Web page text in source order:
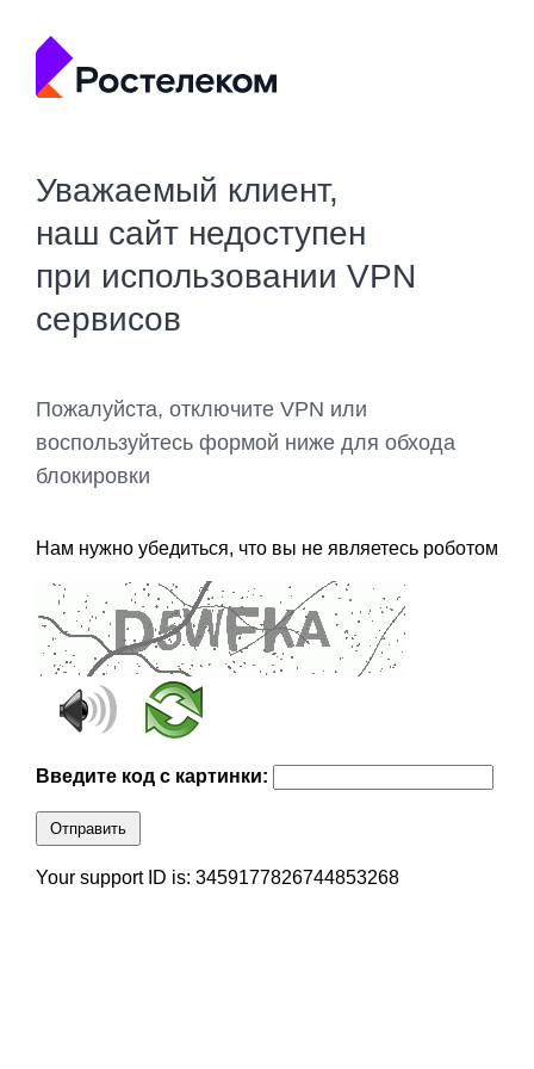
Уважаемый клиент,
наш сайт недоступен
при использовании VPN
сервисов
Пожалуйста, отключите VPN или
воспользуйтесь формой ниже для обхода
блокировки
Нам нужно убедиться, что вы не являетесь роботом
Введите код с картинки:
Отправить
Your support ID is: 3459177826744853268